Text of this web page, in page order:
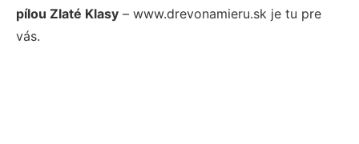
pílou Zlaté Klasy – www.drevonamieru.sk je tu pre
vás.